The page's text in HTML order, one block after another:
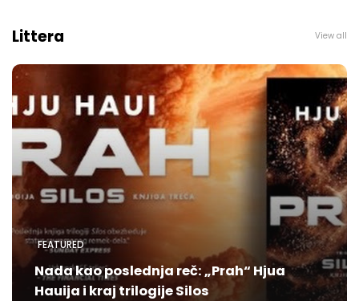
Littera View all
FEATURED
Nada kao poslednja reč: „Prah“ Hjua
Hauija i kraj trilogije Silos